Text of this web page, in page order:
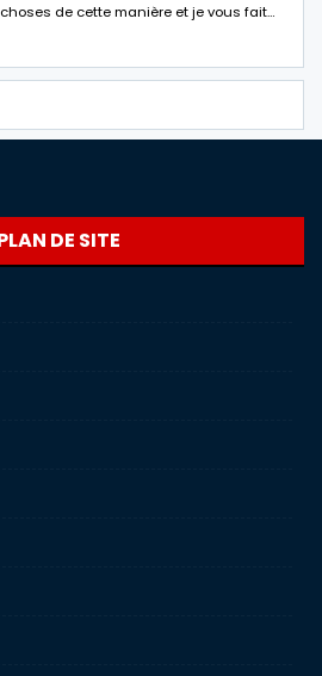
de cette manière et je vous fait…
DE SITE